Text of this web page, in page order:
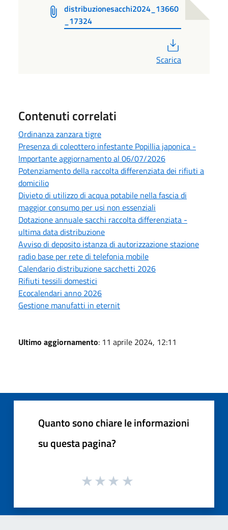
distribuzionesacchi2024_13660
_17324
Scarica
Contenuti correlati
Ordinanza zanzara tigre
Presenza di coleottero infestante Popillia japonica -
Importante aggiornamento al 06/07/2026
Potenziamento della raccolta differenziata dei rifiuti a
domicilio
Divieto di utilizzo di acqua potabile nella fascia di
maggior consumo per usi non essenziali
Dotazione annuale sacchi raccolta differenziata -
ultima data distribuzione
Avviso di deposito istanza di autorizzazione stazione
radio base per rete di telefonia mobile
Calendario distribuzione sacchetti 2026
Rifiuti tessili domestici
Ecocalendari anno 2026
Gestione manufatti in eternit
Ultimo aggiornamento: 11 aprile 2024, 12:11
Quanto sono chiare le informazioni
su questa pagina?